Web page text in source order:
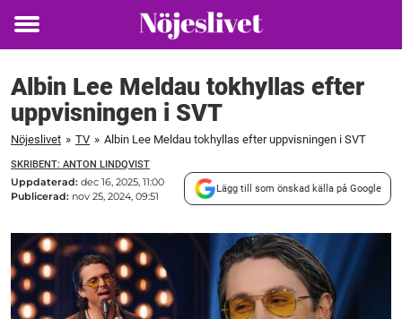
Toggle
Albin Lee Meldau tokhyllas efter
uppvisningen i SVT
Nöjeslivet » TV » Albin Lee Meldau tokhyllas efter uppvisningen i SVT
SKRIBENT: ANTON LINDQVIST
Uppdaterad: dec 16, 2025, 11:00
Publicerad: nov 25, 2024, 09:51
Lägg till som önskad källa på Google